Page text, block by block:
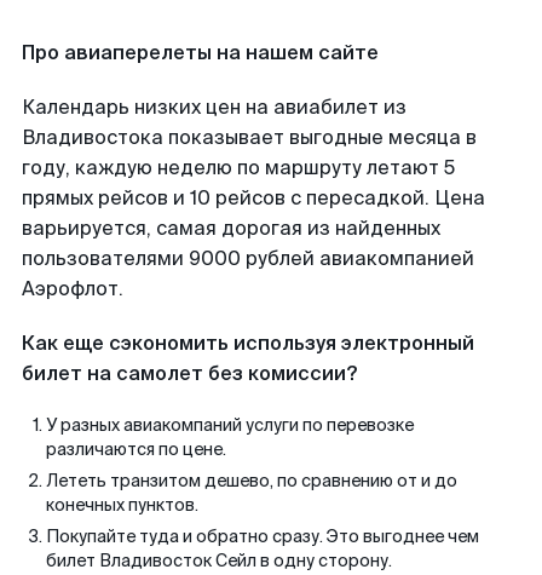
Про авиаперелеты на нашем сайте
Календарь низких цен на авиабилет из
Владивостока показывает выгодные месяца в
году, каждую неделю по маршруту летают 5
прямых рейсов и 10 рейсов с пересадкой. Цена
варьируется, самая дорогая из найденных
пользователями 9000 рублей авиакомпанией
Аэрофлот.
Как еще сэкономить используя электронный
билет на самолет без комиссии?
У разных авиакомпаний услуги по перевозке
различаются по цене.
Лететь транзитом дешево, по сравнению от и до
конечных пунктов.
Покупайте туда и обратно сразу. Это выгоднее чем
билет Владивосток Сейл в одну сторону.